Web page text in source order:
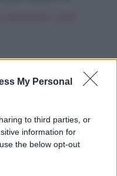
My Personal
to third parties, or
information for
the below opt-out